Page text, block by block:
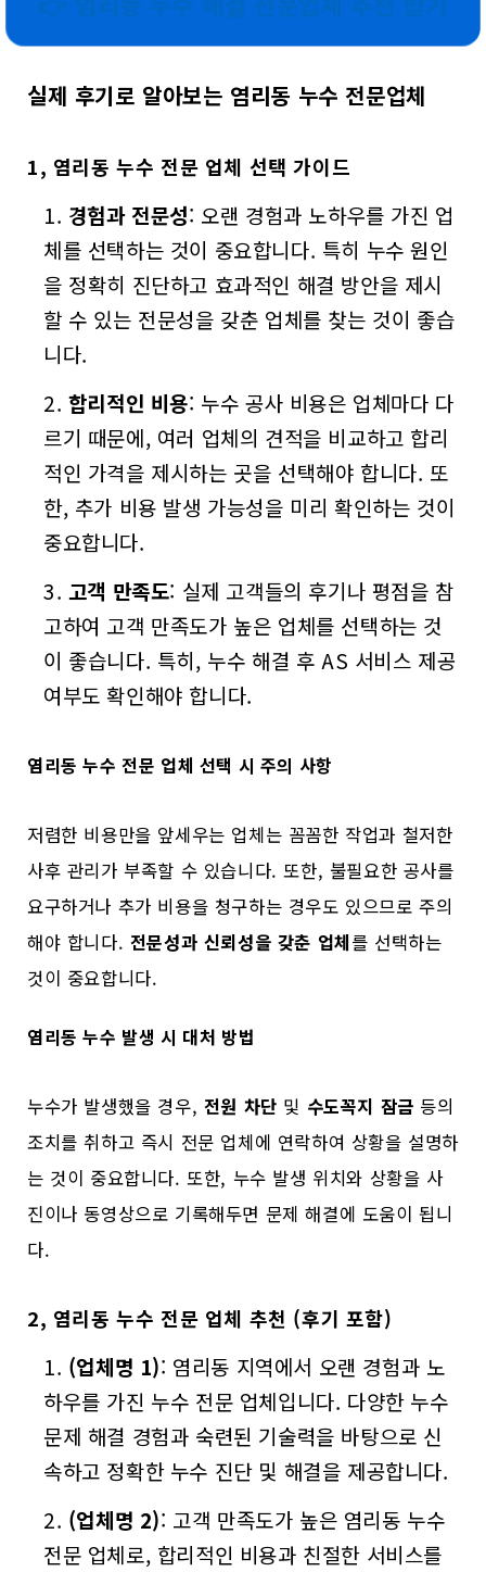
실제 후기로 알아보는 염리동 누수 전문업체
1, 염리동 누수 전문 업체 선택 가이드
경험과 전문성: 오랜 경험과 노하우를 가진 업
체를 선택하는 것이 중요합니다. 특히 누수 원인
을 정확히 진단하고 효과적인 해결 방안을 제시
할 수 있는 전문성을 갖춘 업체를 찾는 것이 좋습
니다.
합리적인 비용: 누수 공사 비용은 업체마다 다
르기 때문에, 여러 업체의 견적을 비교하고 합리
적인 가격을 제시하는 곳을 선택해야 합니다. 또
한, 추가 비용 발생 가능성을 미리 확인하는 것이
중요합니다.
고객 만족도: 실제 고객들의 후기나 평점을 참
고하여 고객 만족도가 높은 업체를 선택하는 것
이 좋습니다. 특히, 누수 해결 후 AS 서비스 제공
여부도 확인해야 합니다.
염리동 누수 전문 업체 선택 시 주의 사항
저렴한 비용만을 앞세우는 업체는 꼼꼼한 작업과 철저한
사후 관리가 부족할 수 있습니다. 또한, 불필요한 공사를
요구하거나 추가 비용을 청구하는 경우도 있으므로 주의
해야 합니다. 전문성과 신뢰성을 갖춘 업체를 선택하는
것이 중요합니다.
염리동 누수 발생 시 대처 방법
누수가 발생했을 경우, 전원 차단 및 수도꼭지 잠금 등의
조치를 취하고 즉시 전문 업체에 연락하여 상황을 설명하
는 것이 중요합니다. 또한, 누수 발생 위치와 상황을 사
진이나 동영상으로 기록해두면 문제 해결에 도움이 됩니
다.
2, 염리동 누수 전문 업체 추천 (후기 포함)
(업체명 1): 염리동 지역에서 오랜 경험과 노
하우를 가진 누수 전문 업체입니다. 다양한 누수
문제 해결 경험과 숙련된 기술력을 바탕으로 신
속하고 정확한 누수 진단 및 해결을 제공합니다.
(업체명 2): 고객 만족도가 높은 염리동 누수
전문 업체로, 합리적인 비용과 친절한 서비스를